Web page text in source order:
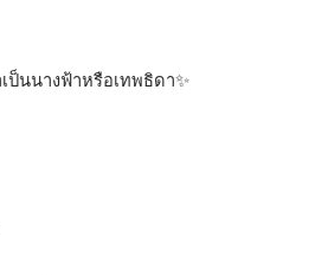
ป็นนางฟ้าหรือเทพธิดา✨️